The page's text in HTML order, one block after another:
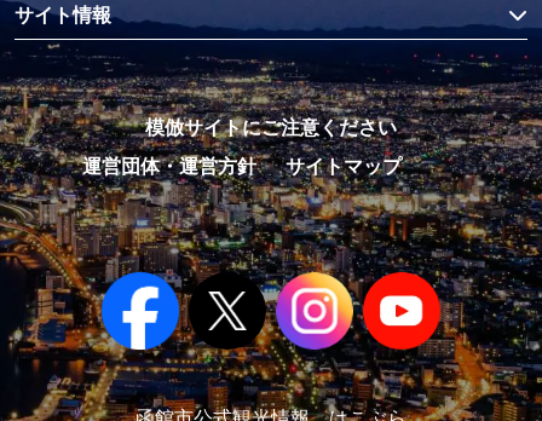
サイト情報
模倣サイトにご注意ください
運営団体・運営方針
サイトマップ